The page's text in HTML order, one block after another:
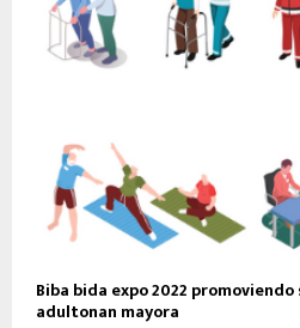
Biba bida expo 2022
adultonan mayora